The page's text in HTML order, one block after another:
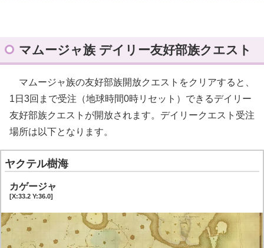
マムージャ族 デイリー友好部族クエスト
マムージャ族の友好部族開放クエストをクリアすると、
1日3回まで受注（地球時間0時リセット）できるデイリー
友好部族クエストが開放されます。デイリークエスト受注
場所は以下となります。
ヤクテル樹海
カゲージャ
[X:33.2 Y:36.0]